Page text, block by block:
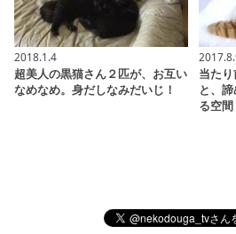
2018.1.4
超美人の黒猫さん２匹が、お互い
なめなめ。身だしなみだいじ！
当た
と、
る空間